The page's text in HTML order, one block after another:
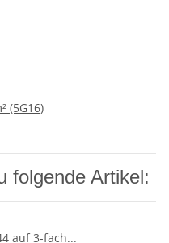
(5G16)
folgende Artikel: